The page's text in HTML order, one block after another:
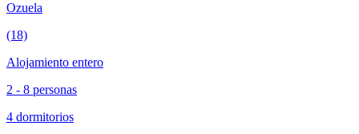
Ozuela
(18)
Alojamiento entero
2 - 8 personas
4 dormitorios